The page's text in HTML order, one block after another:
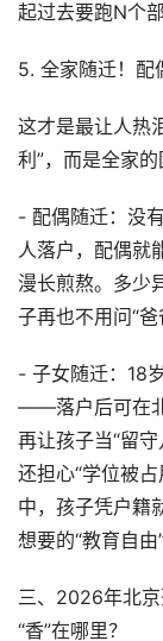
起过去要跑N个
5. 全家随迁！配
这才是最让人热
利”，而是全家的
- 配偶随迁：没
人落户，配偶就
漫长煎熬。多少
子再也不用问“爸
- 子女随迁：18
——落户后可在
再让孩子当“留
还担心“学位被
中，孩子凭户籍
想要的“教育自由”
三、2026年北
“香”在哪里？